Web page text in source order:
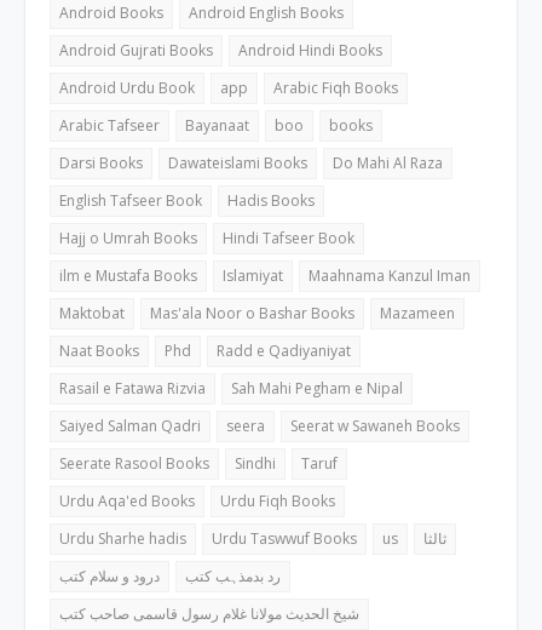
Android Books
Android English Books
Android Gujrati Books
Android Hindi Books
Android Urdu Book
app
Arabic Fiqh Books
Arabic Tafseer
Bayanaat boo
books
Darsi Books
Dawateislami Books
Do Mahi Al Raza
English Tafseer Book
Hadis Books
Hajj o Umrah Books
Hindi Tafseer Book
ilm e Mustafa Books
Islamiyat
Maahnama Kanzul Iman
Maktobat
Mas'ala Noor o Bashar Books
Mazameen
Naat Books
Phd
Radd e Qadiyaniyat
Rasail e Fatawa Rizvia
Sah Mahi Pegham e Nipal
Saiyed Salman Qadri
seera
Seerat w Sawaneh Books
Seerate Rasool Books
Sindhi
Taruf
Urdu Aqa'ed Books
Urdu Fiqh Books
Urdu Sharhe hadis
Urdu Taswwuf Books us
ثالثا
درود و سلام کتب
رد بدمذہب کتب
شیخ الحدیث مولانا غلام رسول قاسمی صاحب کتب